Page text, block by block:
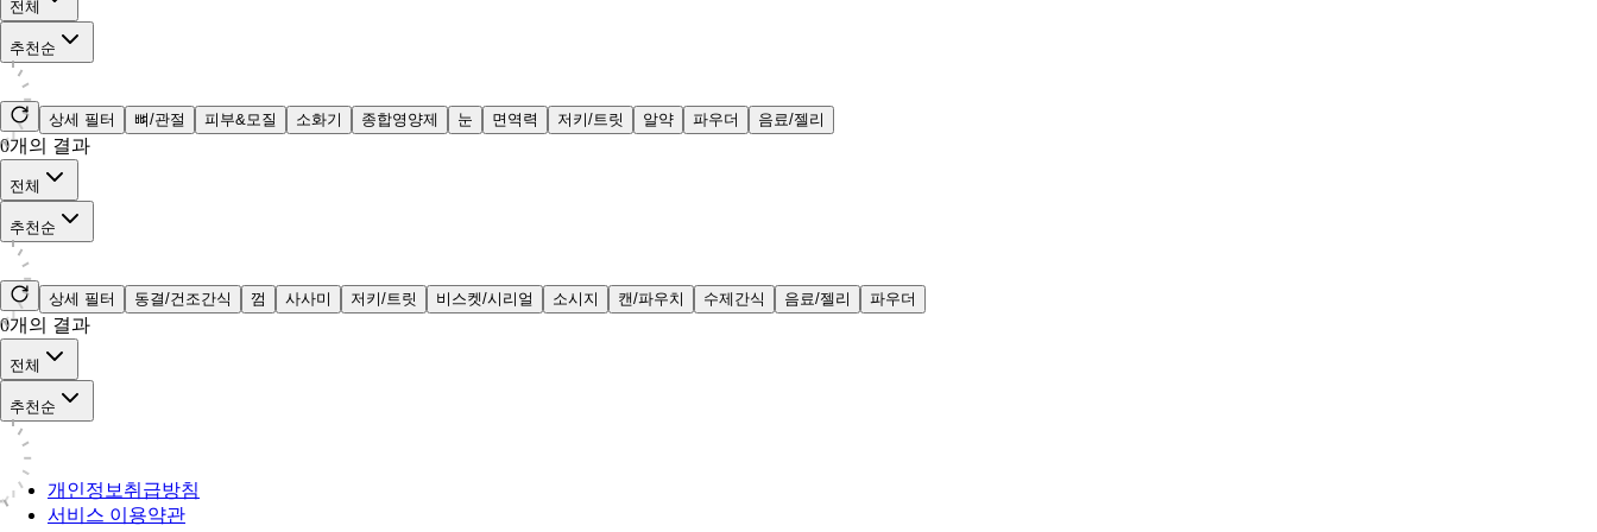
전체
추천순
상세 필터 뼈/관절 피부&모질 소화기 종합영양제 눈 면역력 저키/트릿 알약 파우더 음료/젤리
0개의 결과
전체
추천순
상세 필터 동결/건조간식 껌 사사미 저키/트릿 비스켓/시리얼 소시지 캔/파우치 수제간식 음료/젤리 파우더
0개의 결과
전체
추천순
개인정보취급방침
서비스 이용약관